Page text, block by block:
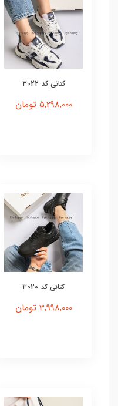
کتانی کد 3022
5,298,000 تومان
کتانی کد 3020
3,998,000 تومان